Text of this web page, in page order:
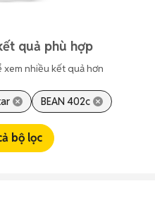
quả phù hợp
nhiều kết quả hơn
BEAN 402c
bộ lọc